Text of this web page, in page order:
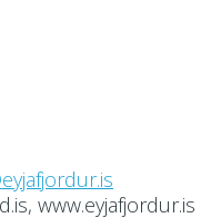
www.eyjafjordur.is